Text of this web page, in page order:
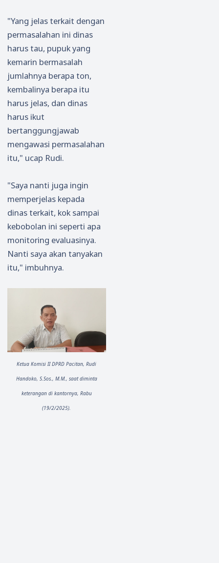
"Yang jelas terkait dengan
permasalahan ini dinas
harus tau, pupuk yang
kemarin bermasalah
jumlahnya berapa ton,
kembalinya berapa itu
harus jelas, dan dinas
harus ikut
bertanggungjawab
mengawasi permasalahan
itu," ucap Rudi.
"Saya nanti juga ingin
memperjelas kepada
dinas terkait, kok sampai
kebobolan ini seperti apa
monitoring evaluasinya.
Nanti saya akan tanyakan
itu," imbuhnya.
Ketua Komisi II DPRD Pacitan, Rudi
Handoko, S.Sos., M.M., saat diminta
keterangan di kantornya, Rabu
(19/2/2025).